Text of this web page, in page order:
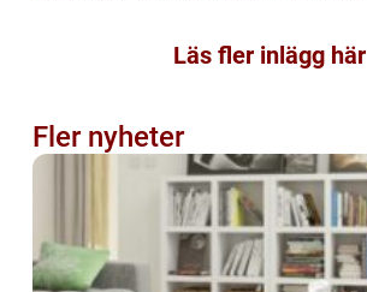
Läs fler inlägg här
Fler nyheter